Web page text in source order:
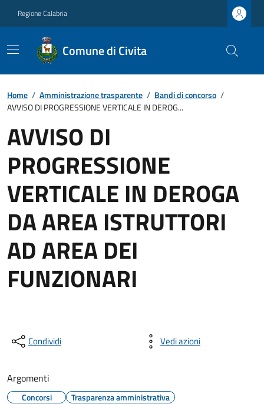
Regione Calabria
Comune di Civita
Home / Amministrazione trasparente / Bandi di concorso /
AVVISO DI PROGRESSIONE VERTICALE IN DEROG...
AVVISO DI
PROGRESSIONE
VERTICALE IN DEROGA
DA AREA ISTRUTTORI
AD AREA DEI
FUNZIONARI
Condividi Vedi azioni
Argomenti
Concorsi Trasparenza amministrativa